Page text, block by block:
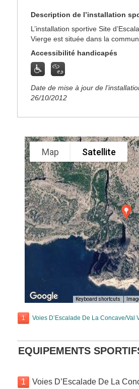
Description de l’installation
L’installation sportive Site
Vierge est située dans la
Accessibilité handicapés
Date de mise à jour de
26/10/2012
Map Satellite
Keyboard shortcuts
1 Voies D’Escalade De La Concave/Val
EQUIPEMENTS
1
Voies D’Escalade De La